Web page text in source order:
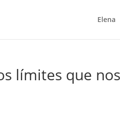
Elena
límites que